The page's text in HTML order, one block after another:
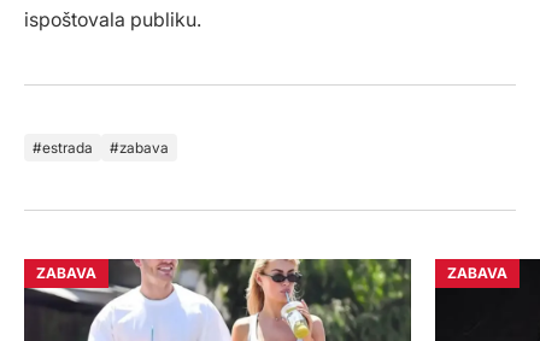
ispoštovala publiku.
estrada zabava
ZABAVA ZABAVA